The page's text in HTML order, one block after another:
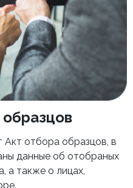
Акт отбора образцов, в
данные об отобраных
а также о лицах,